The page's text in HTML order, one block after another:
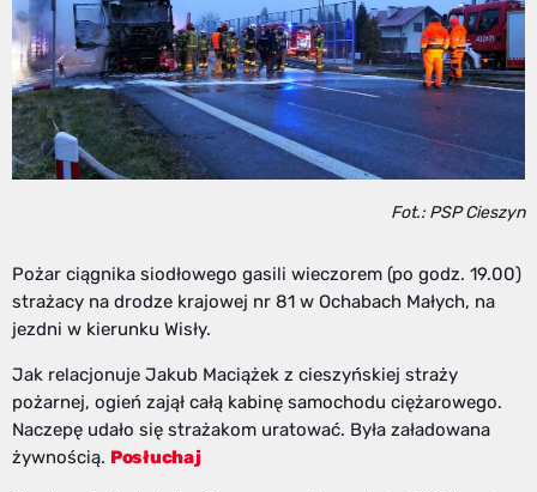
Fot.: PSP Cieszyn
Pożar ciągnika siodłowego gasili wieczorem (po godz. 19.00)
strażacy na drodze krajowej nr 81 w Ochabach Małych, na
jezdni w kierunku Wisły.
Jak relacjonuje Jakub Maciążek z cieszyńskiej straży
pożarnej, ogień zajął całą kabinę samochodu ciężarowego.
Naczepę udało się strażakom uratować. Była załadowana
żywnością. Posłuchaj